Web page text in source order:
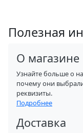
Полезная
О магазине
Узнайте больше о
почему они
реквизиты.
Подробнее
Доставка